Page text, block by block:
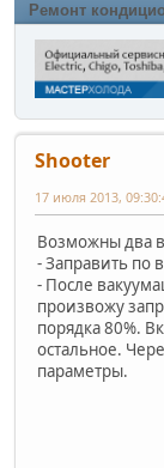
Ремонт
Shooter
17 июля 2013,
Возможны два
- Заправить по
- После
произвожу
порядка 80%.
остальное.
параметры.